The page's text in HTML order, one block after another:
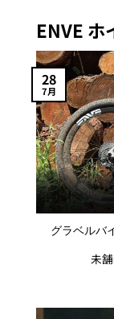
ENVE ホ
グラベルバ
未
28
7月